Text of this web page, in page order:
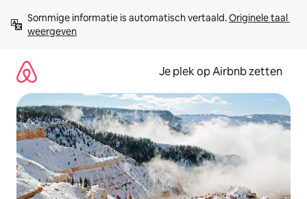
direct
naar
Sommige informatie is automatisch vertaald. Originele taal
weergeven
Je plek op Airbnb zetten